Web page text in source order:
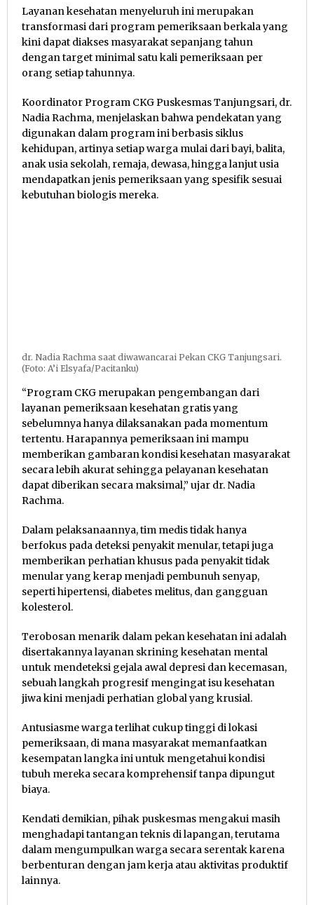
​Layanan kesehatan menyeluruh ini merupakan
transformasi dari program pemeriksaan berkala yang
kini dapat diakses masyarakat sepanjang tahun
dengan target minimal satu kali pemeriksaan per
orang setiap tahunnya.
Koordinator Program CKG Puskesmas Tanjungsari, dr.
Nadia Rachma, menjelaskan bahwa pendekatan yang
digunakan dalam program ini berbasis siklus
kehidupan, artinya setiap warga mulai dari bayi, balita,
anak usia sekolah, remaja, dewasa, hingga lanjut usia
mendapatkan jenis pemeriksaan yang spesifik sesuai
kebutuhan biologis mereka.
dr. Nadia Rachma saat diwawancarai Pekan CKG Tanjungsari.
(Foto: A’i Elsyafa/Pacitanku)
​“Program CKG merupakan pengembangan dari
layanan pemeriksaan kesehatan gratis yang
sebelumnya hanya dilaksanakan pada momentum
tertentu. Harapannya pemeriksaan ini mampu
memberikan gambaran kondisi kesehatan masyarakat
secara lebih akurat sehingga pelayanan kesehatan
dapat diberikan secara maksimal,” ujar dr. Nadia
Rachma.
​Dalam pelaksanaannya, tim medis tidak hanya
berfokus pada deteksi penyakit menular, tetapi juga
memberikan perhatian khusus pada penyakit tidak
menular yang kerap menjadi pembunuh senyap,
seperti hipertensi, diabetes melitus, dan gangguan
kolesterol.
Terobosan menarik dalam pekan kesehatan ini adalah
disertakannya layanan skrining kesehatan mental
untuk mendeteksi gejala awal depresi dan kecemasan,
sebuah langkah progresif mengingat isu kesehatan
jiwa kini menjadi perhatian global yang krusial.
​Antusiasme warga terlihat cukup tinggi di lokasi
pemeriksaan, di mana masyarakat memanfaatkan
kesempatan langka ini untuk mengetahui kondisi
tubuh mereka secara komprehensif tanpa dipungut
biaya.
Kendati demikian, pihak puskesmas mengakui masih
menghadapi tantangan teknis di lapangan, terutama
dalam mengumpulkan warga secara serentak karena
berbenturan dengan jam kerja atau aktivitas produktif
lainnya.